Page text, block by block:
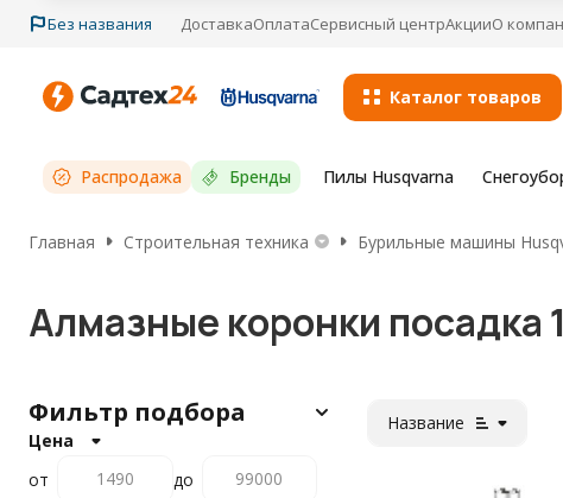
Без названия ДоставкаОплатаСервисный центрАкцииО
Каталог товаров
Распродажа Бренды Пилы Husqvarna
Главная Строительная техника Бурильные машины
Алмазные коронки посадка
Название
Фильтр подбора
Цена
от
до